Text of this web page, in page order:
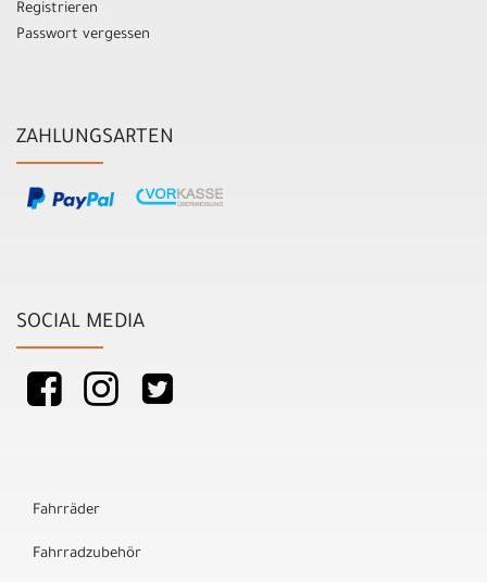
Registrieren
Passwort vergessen
ZAHLUNGSARTEN
SOCIAL MEDIA
Fahrräder
Fahrradzubehör